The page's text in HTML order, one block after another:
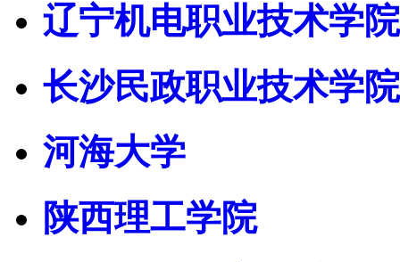
辽宁机电职业技术学院
长沙民政职业技术学院
河海大学
陕西理工学院